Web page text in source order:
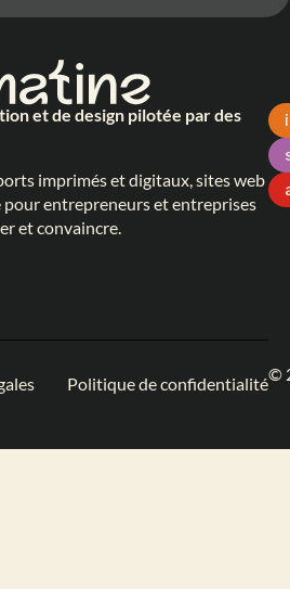
et de design pilotée par des
imprimés et digitaux, sites web
pour entrepreneurs et entreprises
et convaincre.
©
Politique de confidentialité